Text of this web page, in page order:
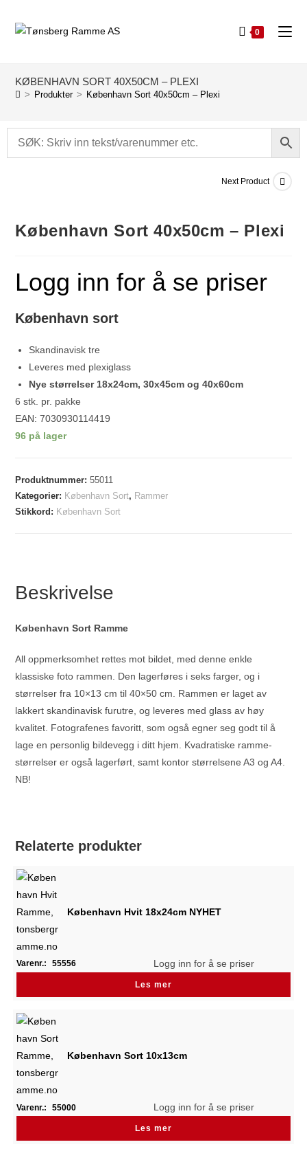
0
KØBENHAVN SORT 40X50CM – PLEXI
> Produkter > København Sort 40x50cm – Plexi
Next Product
København Sort 40x50cm – Plexi
Logg inn for å se priser
København sort
Skandinavisk tre
Leveres med plexiglass
Nye størrelser 18x24cm, 30x45cm og 40x60cm
6 stk. pr. pakke
EAN: 7030930114419
96 på lager
Produktnummer:55011
Kategorier: København Sort, Rammer
Stikkord: København Sort
Beskrivelse
København Sort Ramme
All oppmerksomhet rettes mot bildet, med denne enkle
klassiske foto rammen. Den lagerføres i seks farger, og i
størrelser fra 10×13 cm til 40×50 cm. Rammen er laget av
lakkert skandinavisk furutre, og leveres med glass av høy
kvalitet. Fotografenes favoritt, som også egner seg godt til å
lage en personlig bildevegg i ditt hjem. Kvadratiske ramme-
størrelser er også lagerført, samt kontor størrelsene A3 og A4.
NB!
Relaterte produkter
København Hvit 18x24cm NYHET
Varenr.: 55556 Logg inn for å se priser
Les mer
København Sort 10x13cm
Varenr.: 55000 Logg inn for å se priser
Les mer